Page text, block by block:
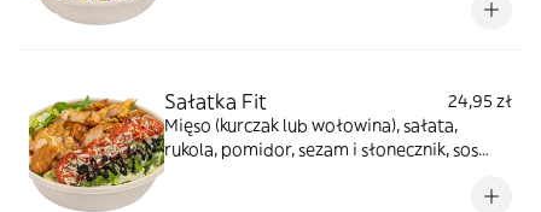
Sałatka Fit
24,95 zł
Mięso (kurczak lub wołowina), sałata,
rukola, pomidor, sezam i słonecznik, sos